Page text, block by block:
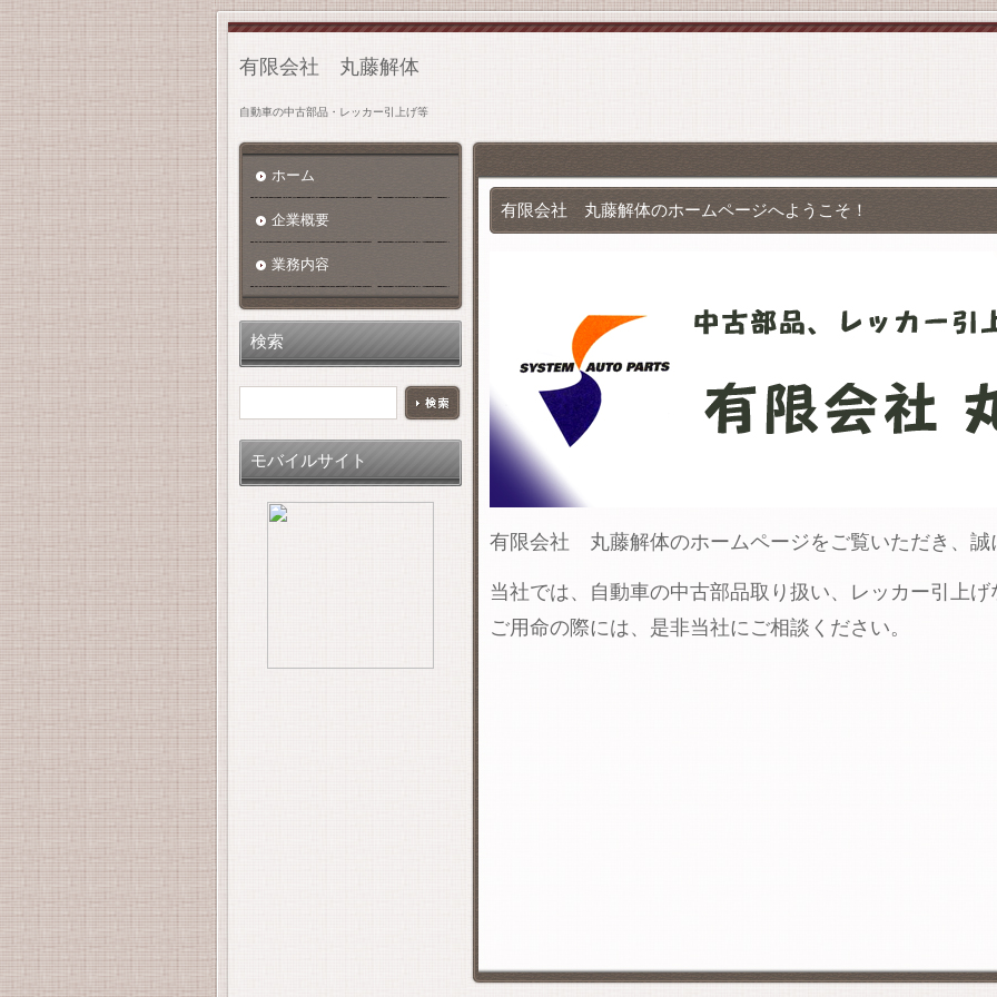
有限会社 丸藤解体
自動車の中古部品・レッカー引上げ等
有限会社 丸藤解体のホームページへようこそ！
有限会社 丸藤解体のホームページをご覧いただき、誠
当社では、自動車の中古部品取り扱い、レッカー引上
ご用命の際には、是非当社にご相談ください。
ホーム
企業概要
業務内容
検索
モバイルサイト